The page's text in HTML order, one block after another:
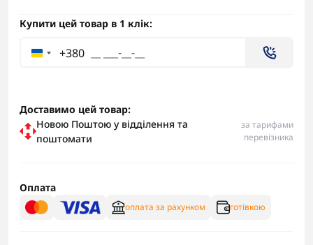
Купити цей товар в 1 клік:
+380
Доставимо цей товар:
Новою Поштою у відділення та
поштомати
за тарифами
перевізника
Оплата
оплата за рахунком готівкою